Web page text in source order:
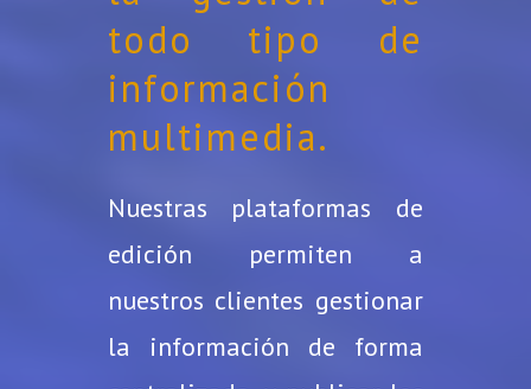
todo tipo de
información
multimedia.
Nuestras plataformas de
edición permiten a
nuestros clientes gestionar
la información de forma